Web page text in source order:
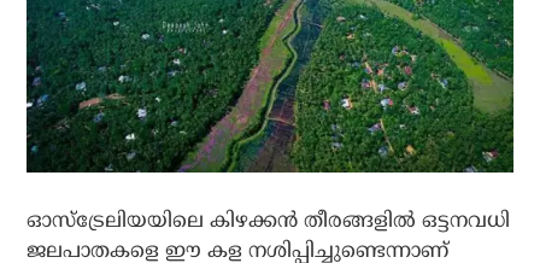
ഓസ്ട്രേലിയയിലെ കിഴക്കന്‍ തീരങ്ങളില്‍ ഒട്ടനവധി
ജലപാതകളെ ഈ കള നശിപ്പിച്ചുണ്ടെന്നാണ്